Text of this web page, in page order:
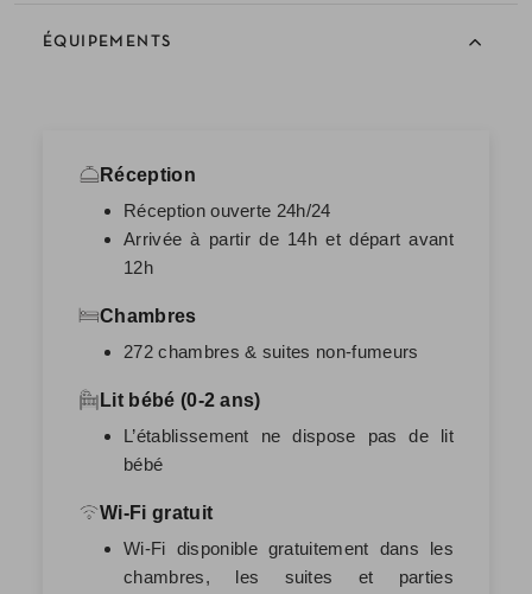
ÉQUIPEMENTS
Réception
Réception ouverte 24h/24
Arrivée à partir de 14h et départ avant
12h
Chambres
272 chambres & suites non-fumeurs
Lit bébé (0-2 ans)
L’établissement ne dispose pas de lit
bébé
Wi-Fi gratuit
Wi-Fi disponible gratuitement dans les
chambres, les suites et parties